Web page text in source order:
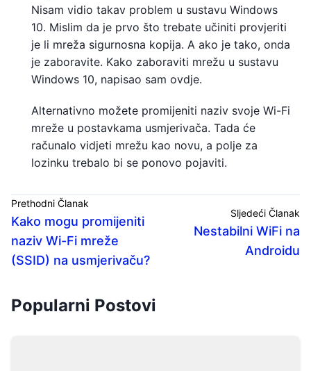
Nisam vidio takav problem u sustavu Windows
10. Mislim da je prvo što trebate učiniti provjeriti
je li mreža sigurnosna kopija. A ako je tako, onda
je zaboravite. Kako zaboraviti mrežu u sustavu
Windows 10, napisao sam ovdje.
Alternativno možete promijeniti naziv svoje Wi-Fi
mreže u postavkama usmjerivača. Tada će
računalo vidjeti mrežu kao novu, a polje za
lozinku trebalo bi se ponovo pojaviti.
Prethodni Članak
Kako mogu promijeniti
naziv Wi-Fi mreže
(SSID) na usmjerivaču?
Sljedeći Članak
Nestabilni WiFi na
Androidu
Popularni Postovi